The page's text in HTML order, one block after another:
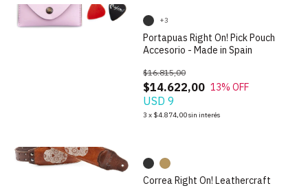
Portapuas Right On! Pick Pouch
Accesorio - Made in Spain
$14.622,00
$16.815,00
13% OFF
USD 9
3 x $4.874,00sin interés
+3
Correa Right On! Leathercraft